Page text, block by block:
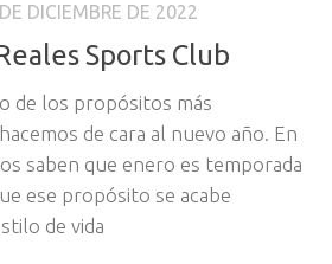
DICIEMBRE DE 2022
Sports Club
de los propósitos más
de cara al nuevo año. En
saben que enero es temporada
ese propósito se acabe
de vida